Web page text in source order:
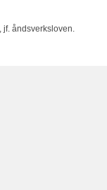
, jf. åndsverksloven.